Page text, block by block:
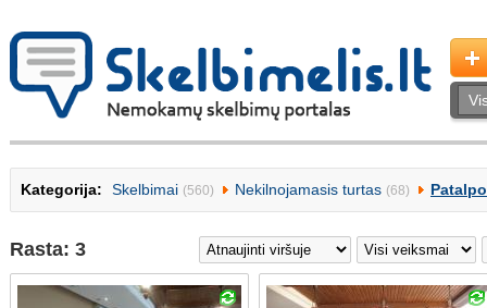
Kategorija: Skelbimai (560) Nekilnojamasis turtas (68)
Rasta: 3